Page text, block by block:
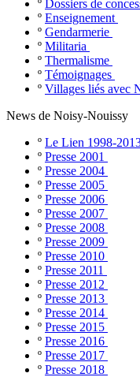
º Dossiers de
º Enseignement
º Gendarmerie
º Militaria
º Thermalisme
º Témoignages
º Villages liés avec
News de Noisy-Nouissy
º Le Lien 1998-
º Presse 2001
º Presse 2004
º Presse 2005
º Presse 2006
º Presse 2007
º Presse 2008
º Presse 2009
º Presse 2010
º Presse 2011
º Presse 2012
º Presse 2013
º Presse 2014
º Presse 2015
º Presse 2016
º Presse 2017
º Presse 2018